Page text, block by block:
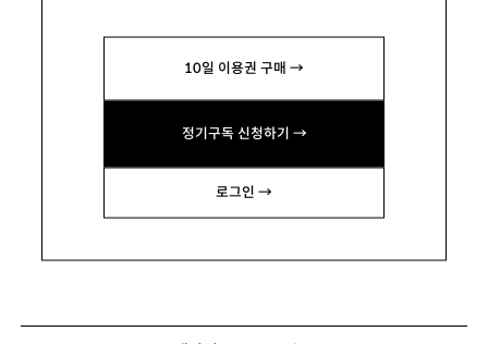
10일 이용권 구매 →
정기구독 신청하기 →
로그인 →